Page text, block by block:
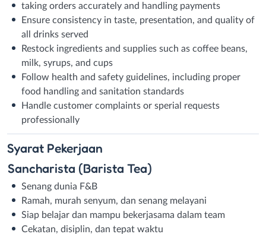
taking orders accurately and handling payments
Ensure consistency in taste, presentation, and quality of
all drinks served
Restock ingredients and supplies such as coffee beans,
milk, syrups, and cups
Follow health and safety guidelines, including proper
food handling and sanitation standards
Handle customer complaints or sperial requests
professionally
Syarat Pekerjaan
Sancharista (Barista Tea)
Senang dunia F&B
Ramah, murah senyum, dan senang melayani
Siap belajar dan mampu bekerjasama dalam team
Cekatan, disiplin, dan tepat waktu